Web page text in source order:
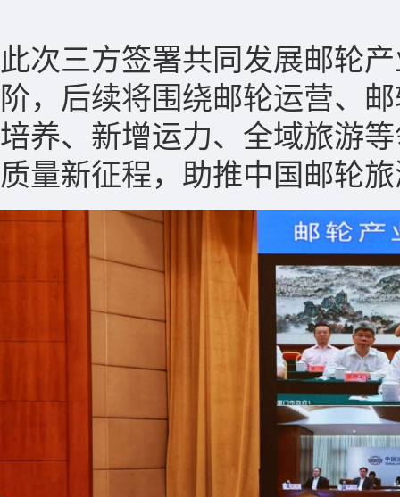
此次三方签署共同发展邮轮
阶，后续将围绕邮轮运营、
培养、新增运力、全域旅游
质量新征程，助推中国邮轮